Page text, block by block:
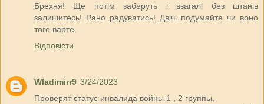
Брехня! Ще потім заберуть і взагалі без штанів
залишитесь! Рано радуватись! Двічі подумайте чи воно
того варте.
Відповісти
Wladimirr9 3/24/2023
Проверят статус инвалида войны 1 , 2 группы,